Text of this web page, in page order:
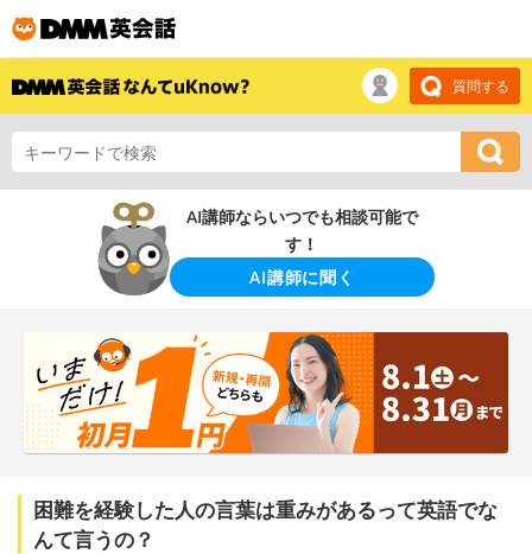
質問する
AI講師ならいつでも相談可能で
す！
AI講師に聞く
困難を経験した人の言葉は重みがあるって英語でな
んて言うの？